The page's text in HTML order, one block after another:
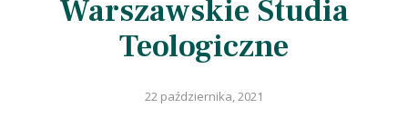
Warszawskie Studia
Teologiczne
22 października, 2021